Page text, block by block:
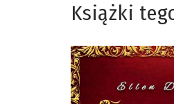
Książki